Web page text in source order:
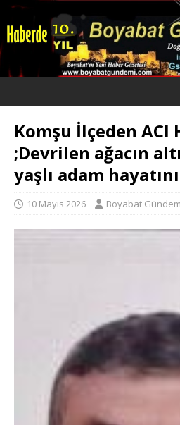
Komşu İlçeden ACI
;Devrilen ağacın
yaşlı adam
10 Mayıs 2026 Boyabat